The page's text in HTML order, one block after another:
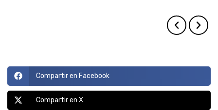
Compartir en Facebook
Compartir en X